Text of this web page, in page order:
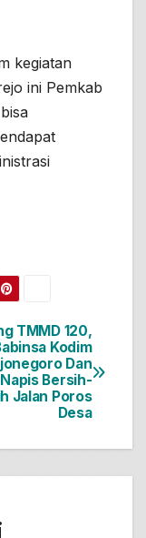
kegiatan
ini Pemkab
TMMD 120,
Kodim
Dan
Bersih-
Jalan Poros
Desa